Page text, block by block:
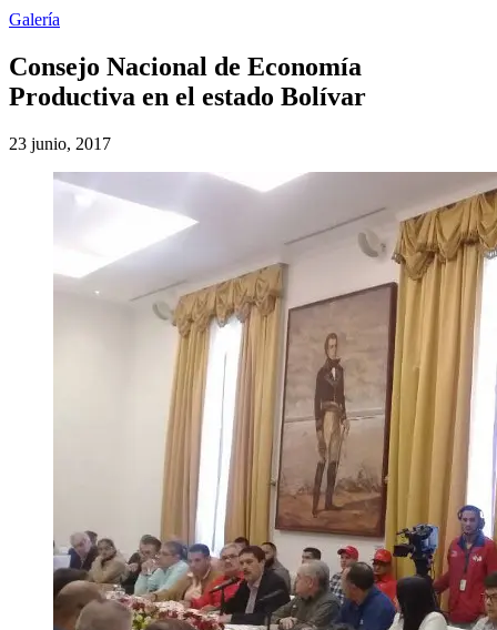
Galería
Consejo Nacional de Economía
Productiva en el estado Bolívar
23 junio, 2017